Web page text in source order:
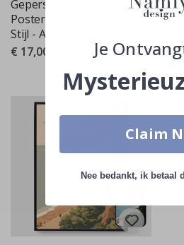
Gepersonaliseerde
Poster - Toscaanse Villa
Stijl - AI Poster
€ 17,00
AI
Je
Claim
Nee bedankt, ik betaal